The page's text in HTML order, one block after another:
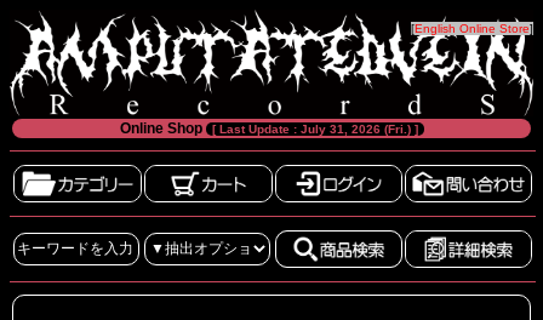
[English Online Store]
Online Shop [ Last Update : July 31, 2026 (Fri.) ]